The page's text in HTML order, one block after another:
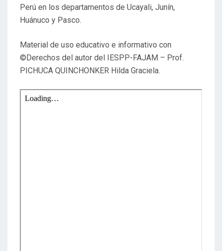
Perú en los departamentos de Ucayali, Junín,
Huánuco y Pasco.
Material de uso educativo e informativo con
©Derechos del autor del IESPP-FAJAM – Prof.
PICHUCA QUINCHONKER Hilda Graciela.